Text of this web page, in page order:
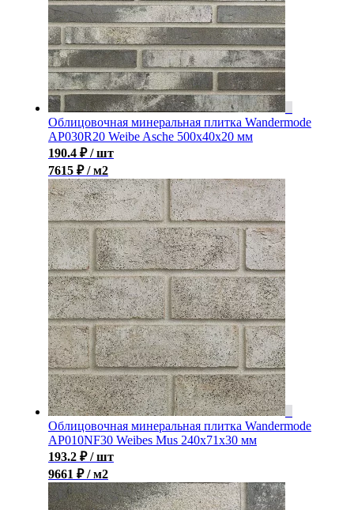
Облицовочная минеральная плитка Wandermode
AP030R20 Weibe Asche 500x40x20 мм
190.4 ₽ / шт
7615 ₽ / м2
Облицовочная минеральная плитка Wandermode
AP010NF30 Weibes Mus 240x71x30 мм
193.2 ₽ / шт
9661 ₽ / м2